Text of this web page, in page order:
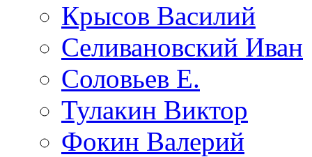
Крысов Василий
Селивановский Иван
Соловьев Е.
Тулакин Виктор
Фокин Валерий